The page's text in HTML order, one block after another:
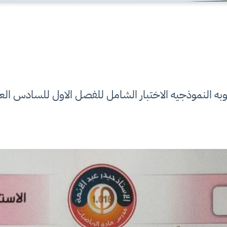
النموذجيه الاختبار الشامل للفصل الاول للسادس